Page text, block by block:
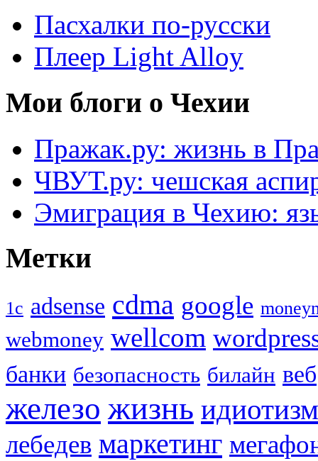
Пасхалки по-русски
Плеер Light Alloy
Мои блоги о Чехии
Пражак.ру: жизнь в
ЧВУТ.ру: чешская
Эмиграция в Чехию:
Метки
1с adsense cdma google
webmoney wellcom
банки безопасность билайн веб
железо жизнь идиотизм
лебедев маркетинг